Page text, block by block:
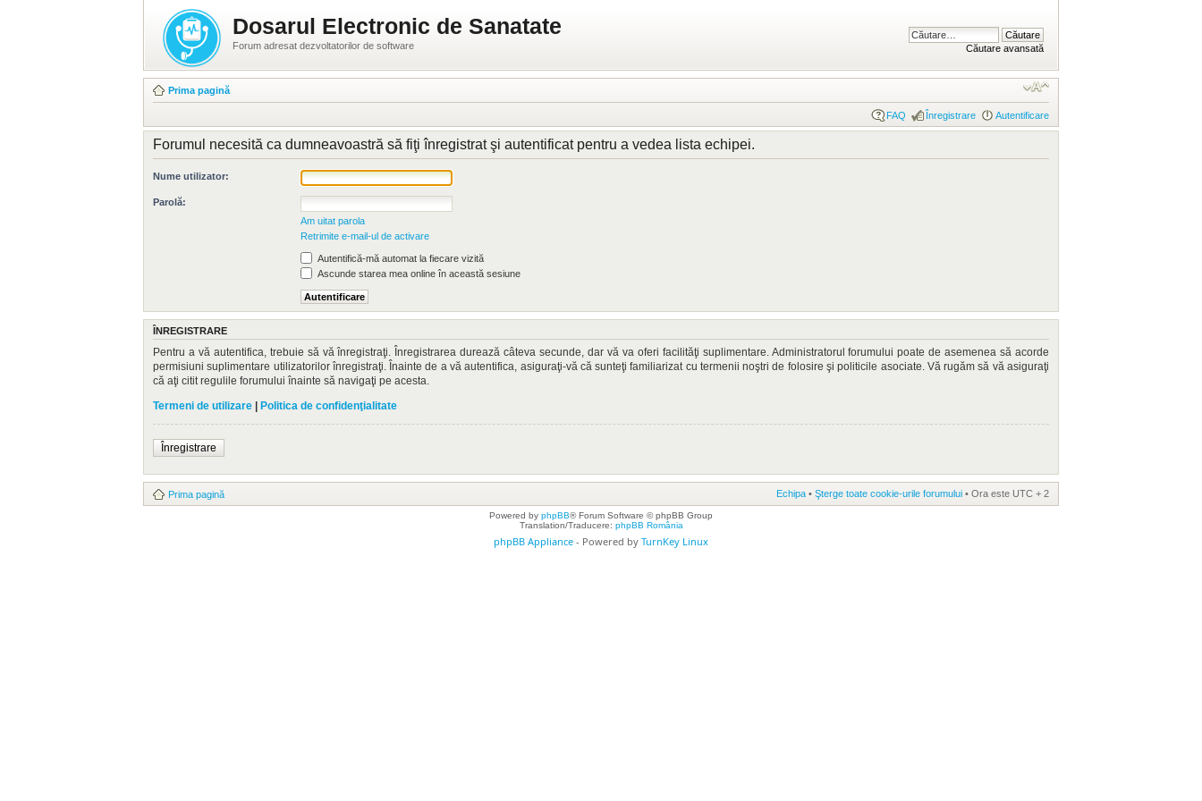
Dosarul Electronic de Sanatate
Forum adresat dezvoltatorilor de software Căutare avansată
Prima pagină
FAQ Înregistrare Autentificare
Forumul necesită ca dumneavoastră să fiţi înregistrat şi autentificat pentru a vedea lista echipei.
Nume utilizator:
Parolă:
Am uitat parola
Retrimite e-mail-ul de activare
Autentifică-mă automat la fiecare vizită
Ascunde starea mea online în această sesiune
ÎNREGISTRARE
Pentru a vă autentifica, trebuie să vă înregistraţi. Înregistrarea durează câteva secunde, dar vă va oferi facilităţi suplimentare. Administratorul forumului poate de asemenea să acorde
permisiuni suplimentare utilizatorilor înregistraţi. Înainte de a vă autentifica, asiguraţi-vă că sunteţi familiarizat cu termenii noştri de folosire şi politicile asociate. Vă rugăm să vă asiguraţi
că aţi citit regulile forumului înainte să navigaţi pe acesta.
Termeni de utilizare | Politica de confidenţialitate
Înregistrare
Prima pagină Echipa • Şterge toate cookie-urile forumului • Ora este UTC + 2
Powered by phpBB® Forum Software © phpBB Group
Translation/Traducere: phpBB România
phpBB Appliance - Powered by TurnKey Linux